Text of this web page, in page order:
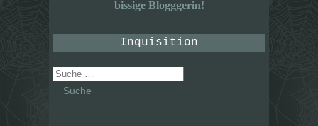
bissige Blogggerin!
Inquisition
Suche
nach: